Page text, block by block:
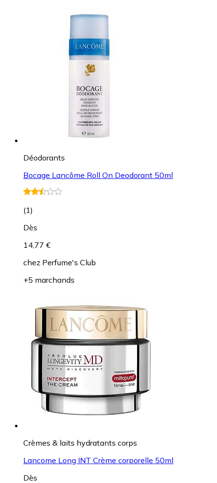
Déodorants
Bocage Lancôme Roll On Deodorant 50ml
(1)
Dès
14,77 €
chez Perfume's Club
+5 marchands
Crèmes & laits hydratants corps
Lancome Long INT Crème corporelle 50ml
Dès